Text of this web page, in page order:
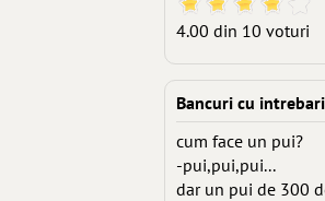
4.00 din 10 voturi
Bancuri cu intrebari
cum face un pui?
-pui,pui,pui...
dar un pui de 300